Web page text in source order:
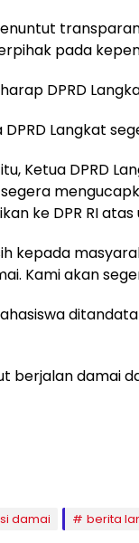
pada
DPRD
DPRD Langkat
Ketua DPRD
ke DPR RI
kepada
Kami akan
berjalan damai
damai berita